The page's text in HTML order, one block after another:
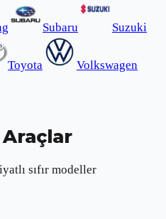
Subaru Suzuki
Toyota Volkswagen
sıfır modeller